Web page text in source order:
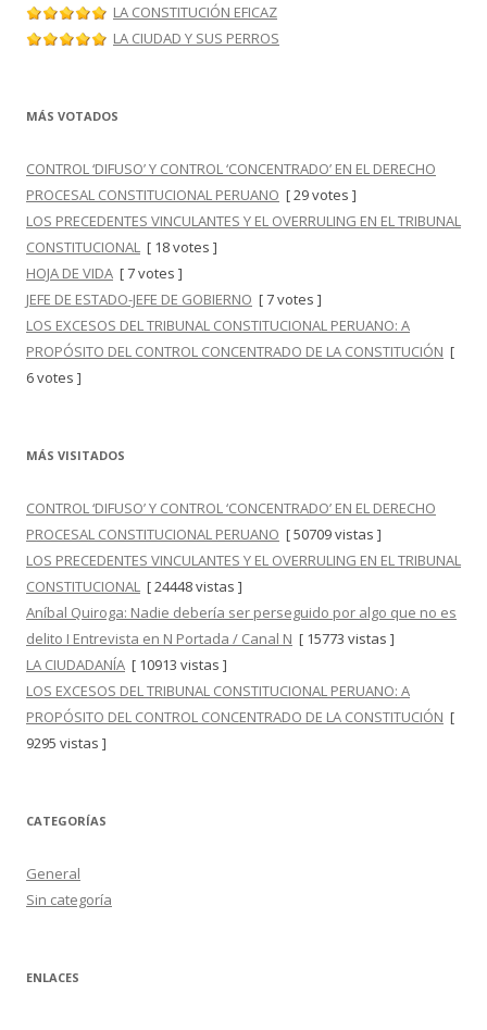
LA CONSTITUCIÓN EFICAZ
LA CIUDAD Y SUS PERROS
MÁS VOTADOS
CONTROL ‘DIFUSO’ Y CONTROL ‘CONCENTRADO’ EN EL DERECHO
PROCESAL CONSTITUCIONAL PERUANO [ 29 votes ]
LOS PRECEDENTES VINCULANTES Y EL OVERRULING EN EL TRIBUNAL
CONSTITUCIONAL [ 18 votes ]
HOJA DE VIDA [ 7 votes ]
JEFE DE ESTADO-JEFE DE GOBIERNO [ 7 votes ]
LOS EXCESOS DEL TRIBUNAL CONSTITUCIONAL PERUANO: A
PROPÓSITO DEL CONTROL CONCENTRADO DE LA CONSTITUCIÓN [
6 votes ]
MÁS VISITADOS
CONTROL ‘DIFUSO’ Y CONTROL ‘CONCENTRADO’ EN EL DERECHO
PROCESAL CONSTITUCIONAL PERUANO [ 50709 vistas ]
LOS PRECEDENTES VINCULANTES Y EL OVERRULING EN EL TRIBUNAL
CONSTITUCIONAL [ 24448 vistas ]
Aníbal Quiroga: Nadie debería ser perseguido por algo que no es
delito I Entrevista en N Portada / Canal N [ 15773 vistas ]
LA CIUDADANÍA [ 10913 vistas ]
LOS EXCESOS DEL TRIBUNAL CONSTITUCIONAL PERUANO: A
PROPÓSITO DEL CONTROL CONCENTRADO DE LA CONSTITUCIÓN [
9295 vistas ]
CATEGORÍAS
General
Sin categoría
ENLACES